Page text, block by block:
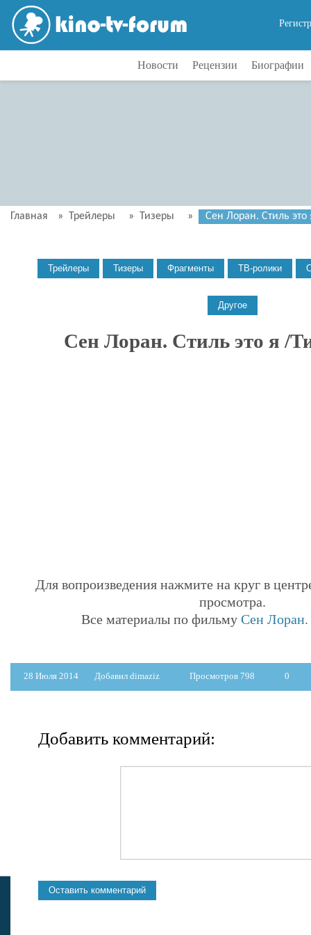
Новости Рецензии Биографии
Главная » Трейлеры » Тизеры » Сен Лоран. Стиль это
Сен Лоран. Стиль это я /
Для вопроизведения нажмите на круг в
просмотра.
Все материалы по фильмуСен Лоран.
28 Июля 2014 Добавил dimaziz Просмотров 798 0
Добавить комментарий: